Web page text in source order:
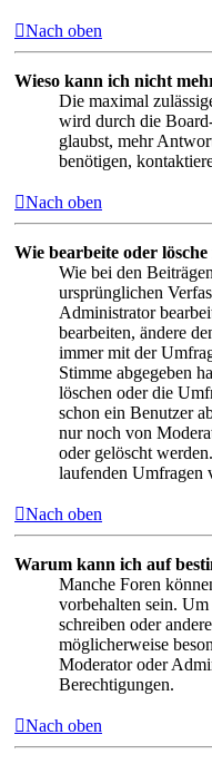
Nach oben
Wieso kann ich nicht
Die maximal
wird durch die
glaubst, mehr
benötigen,
Nach oben
Wie bearbeite oder
Wie bei den
ursprünglichen
Administrator
bearbeiten, ändere
immer mit der
Stimme abgegeben
löschen oder die
schon ein Benutzer
nur noch von
oder gelöscht
laufenden Umfragen
Nach oben
Warum kann ich auf
Manche Foren
vorbehalten sein. Um
schreiben oder
möglicherweise
Moderator oder
Berechtigungen.
Nach oben